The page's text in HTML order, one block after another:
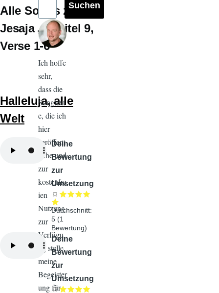
Alle Songs zu
Jesaja
Kapitel 9
Verse 1-6
Halleluja, alle
Welt
Deine
Bewertung
zur
Umsetzung
Durchschnitt:
5 (1
Bewertung)
Deine
Bewertung
zur
Umsetzung
Ich hoffe
sehr,
dass die
Songtext
e, die ich
hier
veröffent
liche und
zur
kostenfre
ien
Nutzung
zur
Verfügu
ng stelle,
meine
Begeister
ung für